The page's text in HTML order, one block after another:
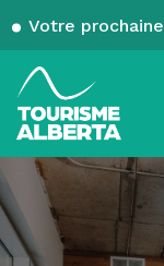
Votre